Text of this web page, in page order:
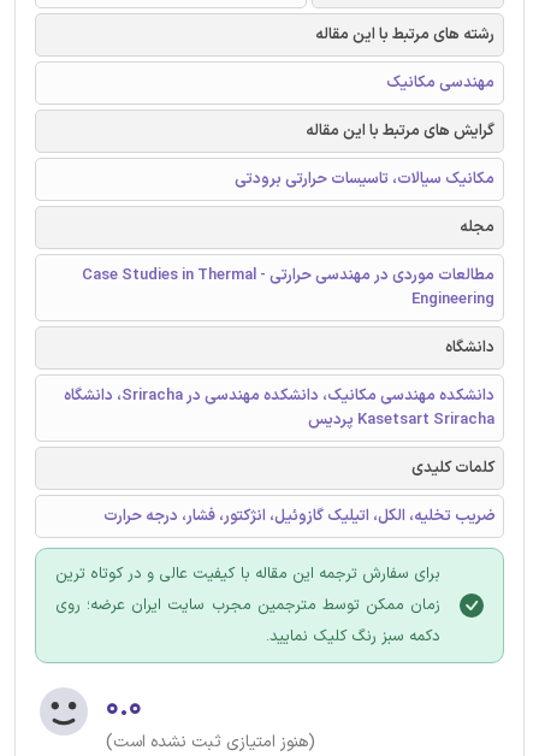
رشته های مرتبط با این مقاله
مهندسی مکانیک
گرایش های مرتبط با این مقاله
مکانیک سیالات، تاسیسات حرارتی برودتی
مجله
مطالعات موردی در مهندسی حرارتی - Case Studies in Thermal
Engineering
دانشگاه
دانشکده مهندسی مکانیک، دانشکده مهندسی در Sriracha، دانشگاه
Kasetsart Sriracha پردیس
کلمات کلیدی
ضریب تخلیه، الکل، اتیلیک گازوئیل، انژکتور، فشار، درجه حرارت
برای سفارش ترجمه این مقاله با کیفیت عالی و در کوتاه ترین
زمان ممکن توسط مترجمین مجرب سایت ایران عرضه؛ روی
دکمه سبز رنگ کلیک نمایید.
۰.۰
(هنوز امتیازی ثبت نشده است)